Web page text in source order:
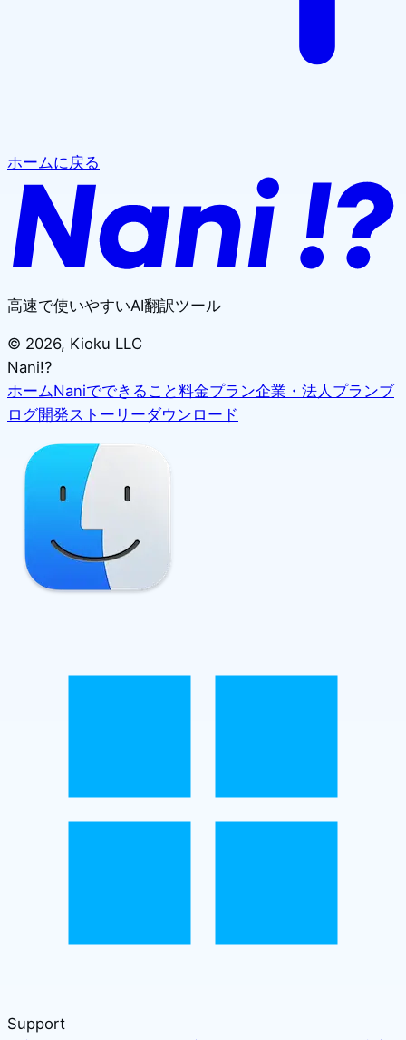
ホームに戻る
高速で使いやすいAI翻訳ツール
© 2026, Kioku LLC
Nani!?
ホームNaniでできること料金プラン企業・法人プランブ
ログ開発ストーリーダウンロード
Support